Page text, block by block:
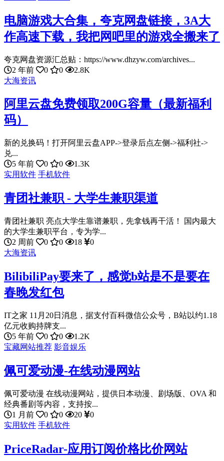
电脑游戏大合集，夸克网盘链接，3A大
作高速下载，我把网吧里的游戏全搬来了
夸克网盘资源汇总贴：https://www.dhzyw.com/archives...
2 年前
0 0
2.8K
大海资讯
阿里云盘免费领取200G容量（最新福利
码）
新的兑换码！打开阿里云盘APP->登录后点左侧->福利社->
兑...
5 年前
0 0
1.3K
实用软件 手机软件
青团社兼职 - 大学生兼职渠道
青团社兼职 亮点大学生靠谱兼职，先拿钱再干活！ 国内最大
的大学生兼职平台，专为学...
2 周前
0 0 18
0
大海资讯
BilibiliPay要来了，感觉b站是不是要在
春晚发红包
IT之家 11月20日消息，据支付百科微信公众号，B站以约1.18
亿元收购持牌支...
5 年前
0 0
1.2K
宝藏网站推荐 影音娱乐
佩可爱动漫-在线动漫网站
佩可爱动漫 在线动漫网站，提供日本动漫、剧场版、OVA 和
经典番剧等内容，支持按...
1 月前
0 0 20
0
实用软件 手机软件
PriceRadar-应用订阅价格比价网站